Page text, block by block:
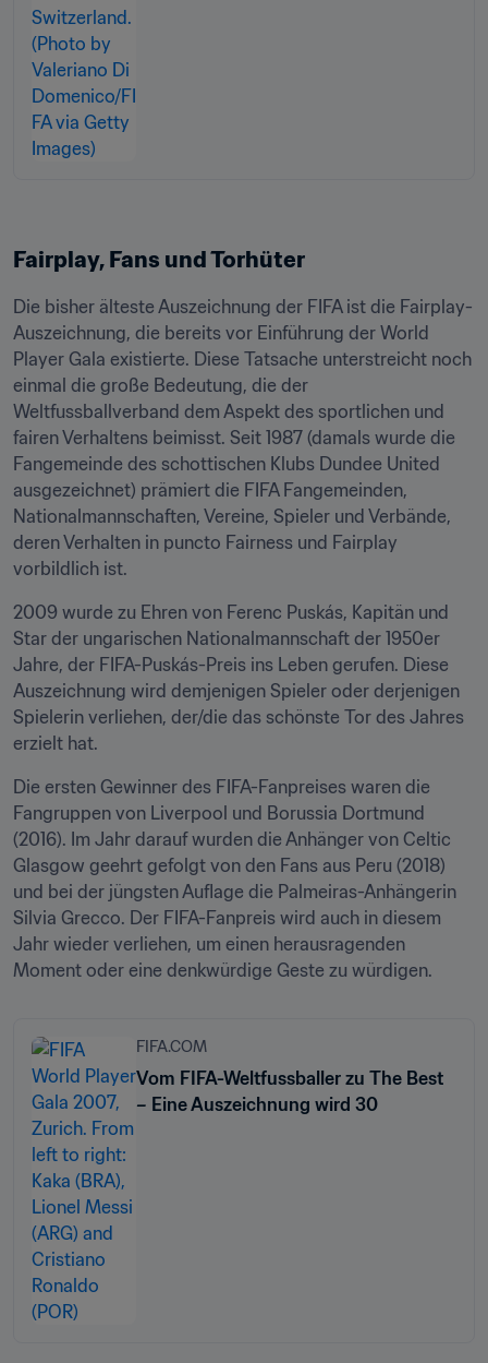
Fairplay, Fans und Torhüter
Die bisher älteste Auszeichnung der FIFA ist die Fairplay-
Auszeichnung, die bereits vor Einführung der World
Player Gala existierte. Diese Tatsache unterstreicht noch
einmal die große Bedeutung, die der
Weltfussballverband dem Aspekt des sportlichen und
fairen Verhaltens beimisst. Seit 1987 (damals wurde die
Fangemeinde des schottischen Klubs Dundee United
ausgezeichnet) prämiert die FIFA Fangemeinden,
Nationalmannschaften, Vereine, Spieler und Verbände,
deren Verhalten in puncto Fairness und Fairplay
vorbildlich ist.
2009 wurde zu Ehren von Ferenc Puskás, Kapitän und
Star der ungarischen Nationalmannschaft der 1950er
Jahre, der FIFA-Puskás-Preis ins Leben gerufen. Diese
Auszeichnung wird demjenigen Spieler oder derjenigen
Spielerin verliehen, der/die das schönste Tor des Jahres
erzielt hat.
Die ersten Gewinner des FIFA-Fanpreises waren die
Fangruppen von Liverpool und Borussia Dortmund
(2016). Im Jahr darauf wurden die Anhänger von Celtic
Glasgow geehrt gefolgt von den Fans aus Peru (2018)
und bei der jüngsten Auflage die Palmeiras-Anhängerin
Silvia Grecco. Der FIFA-Fanpreis wird auch in diesem
Jahr wieder verliehen, um einen herausragenden
Moment oder eine denkwürdige Geste zu würdigen.
FIFA.COM
Vom FIFA-Weltfussballer zu The Best
– Eine Auszeichnung wird 30